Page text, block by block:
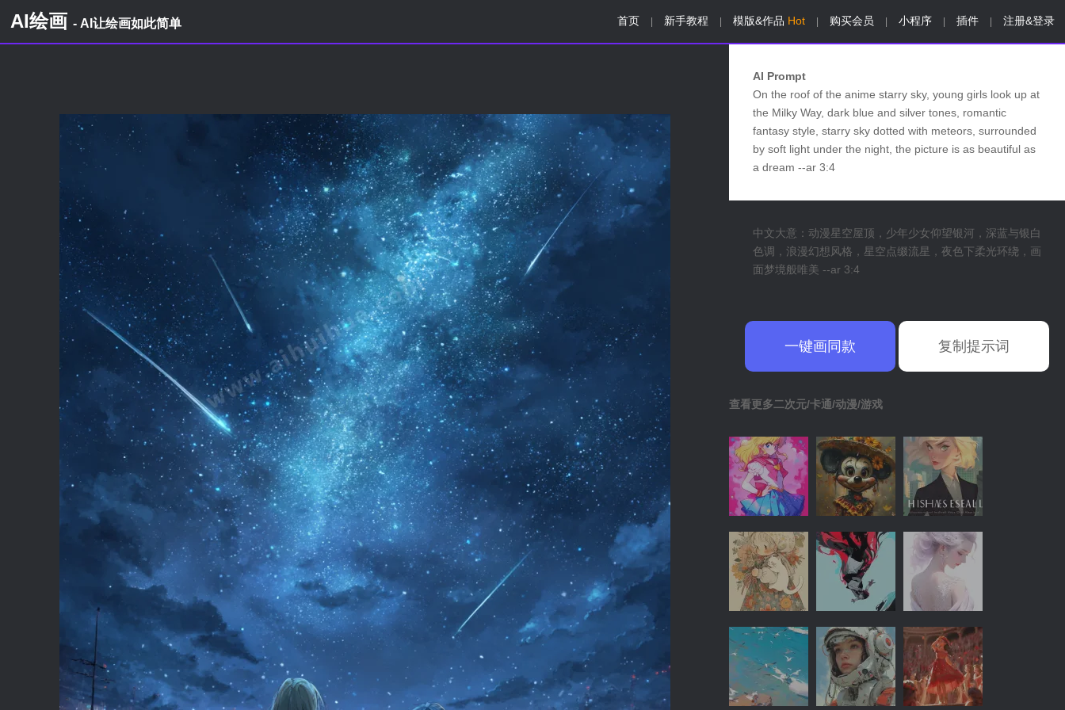
AI绘画 - AI让绘画如此简单 首页 新手教程 模版&作品 Hot 购买会员 小程序 插件 注册&登录
AI Prompt
On the roof of the anime starry sky, young girls look up at
the Milky Way, dark blue and silver tones, romantic
fantasy style, starry sky dotted with meteors, surrounded
by soft light under the night, the picture is as beautiful as
a dream --ar 3:4
中文大意：动漫星空屋顶，少年少女仰望银河，深蓝与银白
色调，浪漫幻想风格，星空点缀流星，夜色下柔光环绕，画
面梦境般唯美 --ar 3:4
一键画同款 复制提示词
查看更多二次元/卡通/动漫/游戏